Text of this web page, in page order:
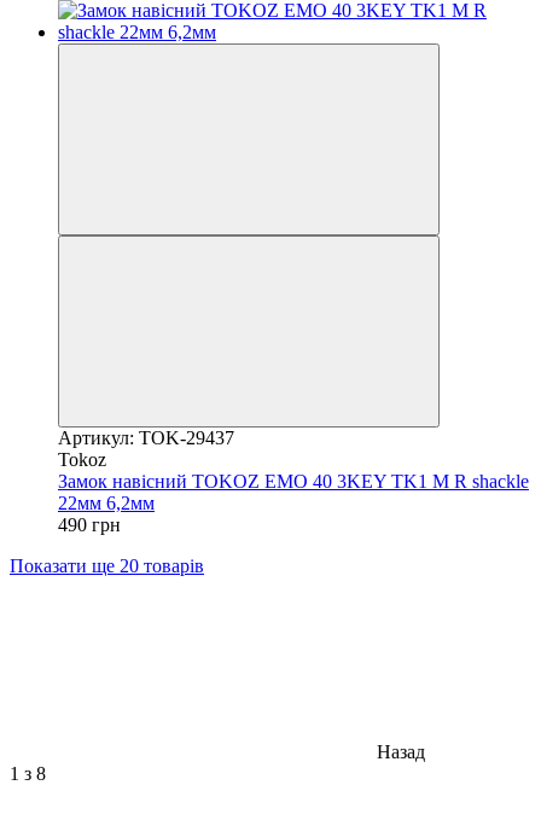
Артикул: TOK-29437
Tokoz
Замок навісний TOKOZ EMO 40 3KEY TK1 M R shackle
22мм 6,2мм
490 грн
Показати ще 20 товарів
Назад
1 з 8